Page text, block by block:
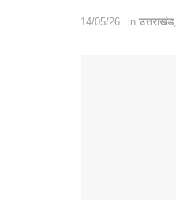
14/05/26 in उत्तराखंड,